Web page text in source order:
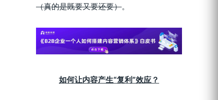
（真的是既要又要还要）。
如何让内容产生“复利”效应？